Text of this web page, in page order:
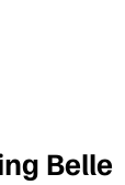
Belle